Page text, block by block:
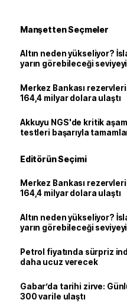
Manşetten Seçmeler
Altın neden yükseliyor?
yarın görebileceği
Merkez Bankası
164,4 milyar dolara ulaştı
Akkuyu NGS'de kritik
testleri başarıyla
Editörün Seçimi
Merkez Bankası
164,4 milyar dolara ulaştı
Altın neden yükseliyor?
yarın görebileceği
Petrol fiyatında sürpriz
daha ucuz verecek
Gabar’da tarihi zirve:
300 varile ulaştı